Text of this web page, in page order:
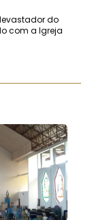
do
com a Igreja